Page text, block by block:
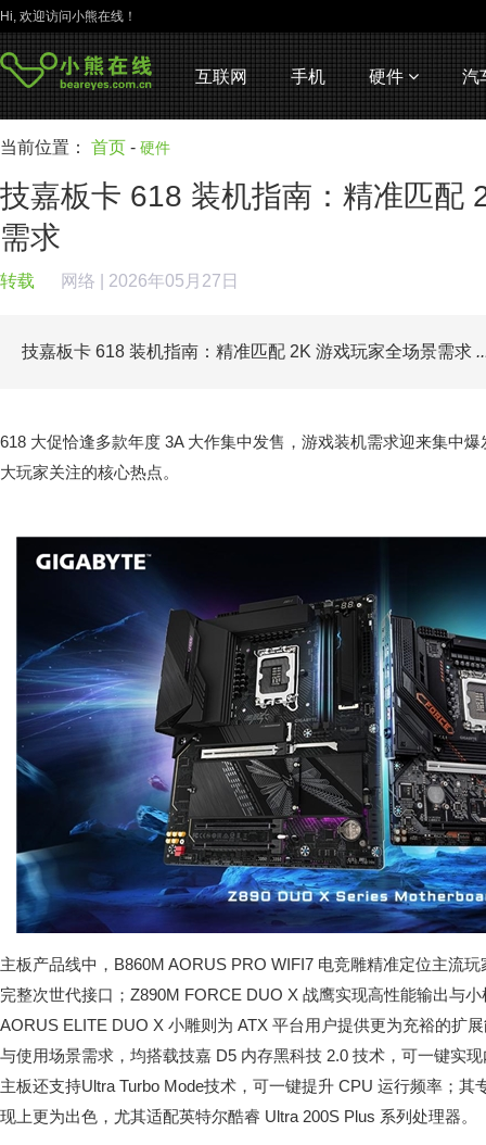
Hi, 欢迎访问小熊在线！
互联网 手机 硬件 汽
当前位置： 首页 - 硬件
技嘉板卡 618 装机指南：精准匹配
需求
转载 网络 | 2026年05月27日
技嘉板卡 618 装机指南：精准匹配 2K 游戏玩家全场景需求
618 大促恰逢多款年度 3A 大作集中发售，游戏装机需求迎来集中
大玩家关注的核心热点。
主板产品线中，B860M AORUS PRO WIFI7 电竞雕精准定位主流
完整次世代接口；Z890M FORCE DUO X 战鹰实现高性能输出与
AORUS ELITE DUO X 小雕则为 ATX 平台用户提供更为充裕的扩
与使用场景需求，均搭载技嘉 D5 内存黑科技 2.0 技术，可一键实
主板还支持Ultra Turbo Mode技术，可一键提升 CPU 运行频率；
现上更为出色，尤其适配英特尔酷睿 Ultra 200S Plus 系列处理器。